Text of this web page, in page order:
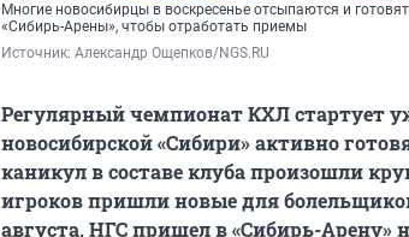
Многие новосибирцы в воскресенье отсыпаются и
«Сибирь-Арены», чтобы отработать приемы
Источник: Александр Ощепков/NGS.RU
Регулярный чемпионат КХЛ стартует
новосибирской «Сибири» активно
каникул в составе клуба произошли
игроков пришли новые для
августа, НГС пришел в «Сибирь-Арену»